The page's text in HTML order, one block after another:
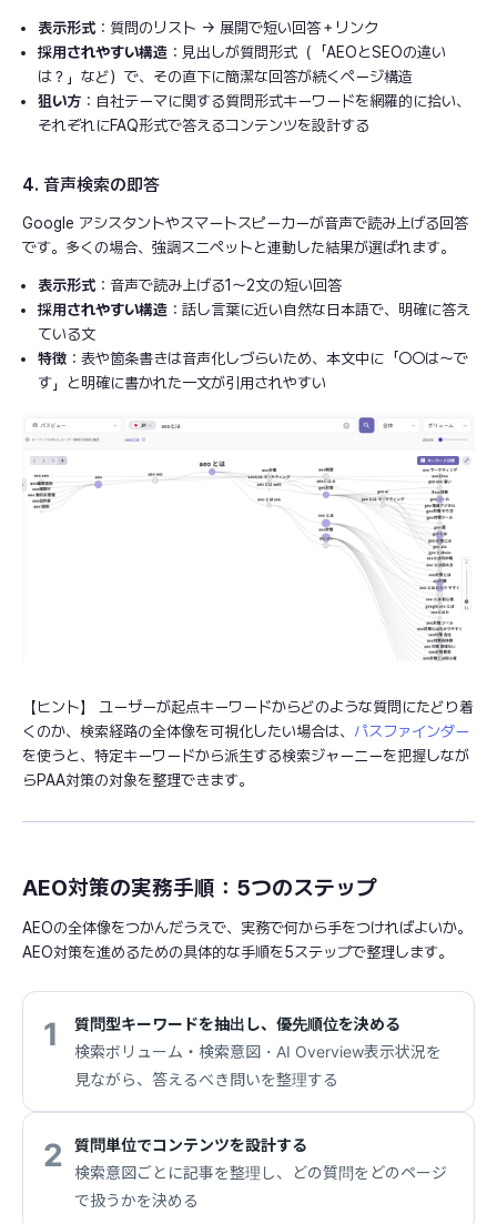
表示形式 ：質問のリスト → 展開で短い回答＋リンク
採用されやすい構造 ：見出しが質問形式（「AEOとSEOの違い
は？」など）で、その直下に簡潔な回答が続くページ構造
狙い方 ：自社テーマに関する質問形式キーワードを網羅的に拾い、
それぞれにFAQ形式で答えるコンテンツを設計する
4. 音声検索の即答
Google アシスタントやスマートスピーカーが音声で読み上げる回答
です。多くの場合、強調スニペットと連動した結果が選ばれます。
表示形式 ：音声で読み上げる1〜2文の短い回答
採用されやすい構造 ：話し言葉に近い自然な日本語で、明確に答え
ている文
特徴 ：表や箇条書きは音声化しづらいため、本文中に「○○は〜で
す」と明確に書かれた一文が引用されやすい
【ヒント】 ユーザーが起点キーワードからどのような質問にたどり着
くのか、検索経路の全体像を可視化したい場合は、 パスファインダー
を使うと、特定キーワードから派生する検索ジャーニーを把握しなが
らPAA対策の対象を整理できます。
AEO対策の実務手順：5つのステップ
AEOの全体像をつかんだうえで、実務で何から手をつければよいか。
AEO対策を進めるための具体的な手順を5ステップで整理します。
1
質問型キーワードを抽出し、優先順位を決める
検索ボリューム・検索意図・AI Overview表示状況を
見ながら、答えるべき問いを整理する
2
質問単位でコンテンツを設計する
検索意図ごとに記事を整理し、どの質問をどのページ
で扱うかを決める